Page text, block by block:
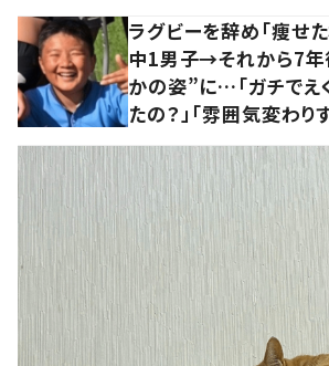
ラグビーを辞め「痩せ
中1男子→それから7年
かの姿”に…「ガチでえ
たの？」「雰囲気変わり